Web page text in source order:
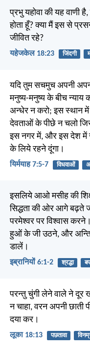
प्रभु यहोवा की यह वाणी
होता हूँ? क्या मैं इस से
जीवित रहे?
यहेजकेल 18:23 जिंदगी
यदि तुम सचमुच अपनी
मनुष्य-मनुष्य के बीच न्याय
अन्धेर न करो; इस स्थान में
देवताओं के पीछे न चलो जिस
इस नगर में, और इस देश में
के लिये रहने दूंगा।
यिर्मयाह 7:5-7 विधवाओं
इसलिये आओ मसीह की
सिद्धता की ओर आगे बढ़ते
परमेश्वर पर विश्वास
हुओं के जी उठने, और
डालें।
इब्रानियों 6:1-2 श्रद्धा
परन्तु चुंगी लेने वाले ने दूर
न चाहा, वरन अपनी छाती
दया कर।
लूका 18:13 पछतावा